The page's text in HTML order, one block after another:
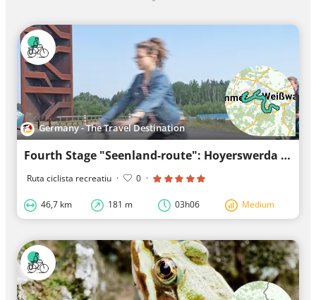
Germany - The Travel Destination
Fourth Stage "Seenland-route": Hoyerswerda - Senftenberg
Ruta ciclista recreatiu · 0 ·
46,7 km 181 m 03h06 Medium